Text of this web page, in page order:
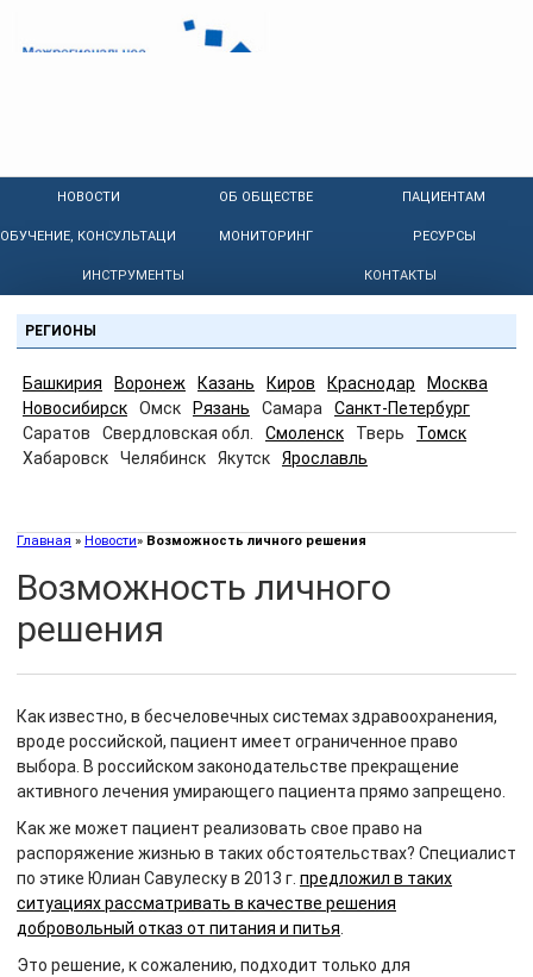
НОВОСТИ ОБ ОБЩЕСТВЕ ПАЦИЕНТАМ
ОБУЧЕНИЕ, КОНСУЛЬТАЦИИ МОНИТОРИНГ РЕСУРСЫ
ИНСТРУМЕНТЫ КОНТАКТЫ
РЕГИОНЫ
Башкирия Воронеж Казань Киров Краснодар
Москва
Новосибирск
Омск Рязань Самара
Санкт-Петербург
Саратов
Свердловская обл. Смоленск Тверь
Томск
Хабаровск
Челябинск Якутск Ярославль
Главная » Новости» Возможность личного решения
Возможность личного
решения
Как известно, в бесчеловечных системах здравоохранения,
вроде российской, пациент имеет ограниченное право
выбора. В российском законодательстве прекращение
активного лечения умирающего пациента прямо запрещено.
Как же может пациент реализовать свое право на
распоряжение жизнью в таких обстоятельствах? Специалист
по этике Юлиан Савулеску в 2013 г. предложил в таких
ситуациях рассматривать в качестве решения
добровольный отказ от питания и питья
Это решение, к сожалению, подходит только для